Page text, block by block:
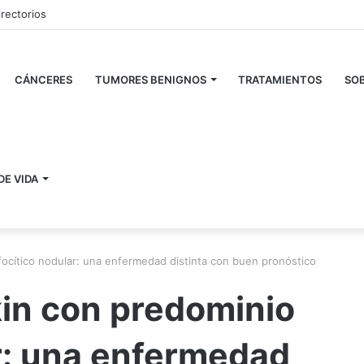
CÁNCERES TUMORES BENIGNOS TRATAMIENTOS
VIDA
nodular: una enfermedad distinta con buen pronóstico
con predominio
una enfermedad